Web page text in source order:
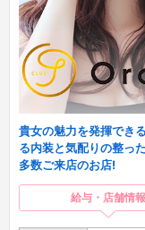
貴女の魅力を発揮でき
る内装と気配りの整っ
多数ご来店のお店!
給与・店舗情報